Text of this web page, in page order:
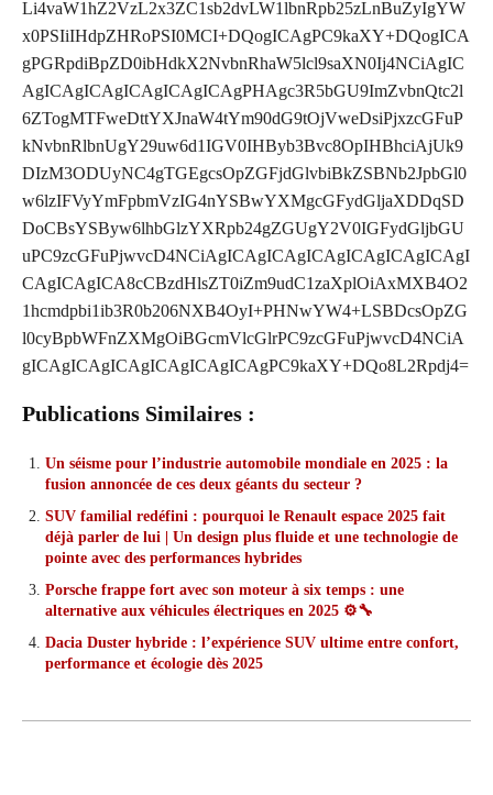
Li4vaW1hZ2VzL2x3ZC1sb2dvLW1lbnRpb25zLnBuZyIgYW
x0PSIiIHdpZHRoPSI0MCI+DQogICAgPC9kaXY+DQogICA
gPGRpdiBpZD0ibHdkX2NvbnRhaW5lcl9saXN0Ij4NCiAgIC
AgICAgICAgICAgICAgICAgPHAgc3R5bGU9ImZvbnQtc2l
6ZTogMTFweDttYXJnaW4tYm90dG9tOjVweDsiPjxzcGFuP
kNvbnRlbnUgY29uw6d1IGV0IHByb3Bvc8OpIHBhciAjUk9
DIzM3ODUyNC4gTGEgcsOpZGFjdGlvbiBkZSBNb2JpbGl0
w6lzIFVyYmFpbmVzIG4nYSBwYXMgcGFydGljaXDDqSD
DoCBsYSByw6lhbGlzYXRpb24gZGUgY2V0IGFydGljbGU
uPC9zcGFuPjwvcD4NCiAgICAgICAgICAgICAgICAgICAgI
CAgICAgICA8cCBzdHlsZT0iZm9udC1zaXplOiAxMXB4O2
1hcmdpbi1ib3R0b206NXB4OyI+PHNwYW4+LSBDcsOpZG
l0cyBpbWFnZXMgOiBGcmVlcGlrPC9zcGFuPjwvcD4NCiA
gICAgICAgICAgICAgICAgICAgPC9kaXY+DQo8L2Rpdj4=
Publications Similaires :
Un séisme pour l’industrie automobile mondiale en 2025 : la
fusion annoncée de ces deux géants du secteur ?
SUV familial redéfini : pourquoi le Renault espace 2025 fait
déjà parler de lui | Un design plus fluide et une technologie de
pointe avec des performances hybrides
Porsche frappe fort avec son moteur à six temps : une
alternative aux véhicules électriques en 2025 ⚙️🔧
Dacia Duster hybride : l’expérience SUV ultime entre confort,
performance et écologie dès 2025